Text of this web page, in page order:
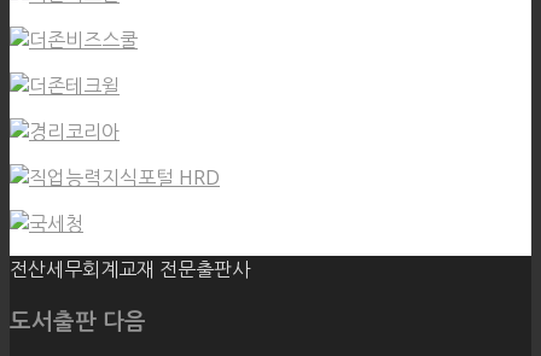
전산세무회계교재 전문출판사
도서출판 다음